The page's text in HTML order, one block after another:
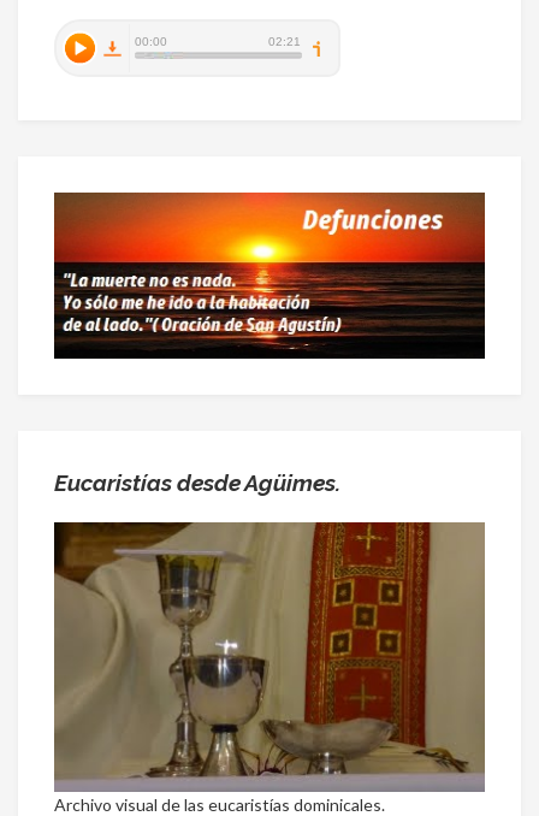
Eucaristías desde Agüimes.
Archivo visual de las eucaristías dominicales.